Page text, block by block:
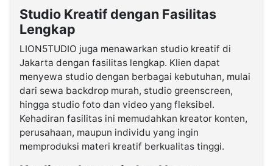
Studio Kreatif dengan Fasilitas
Lengkap
LION5TUDIO juga menawarkan studio kreatif di
Jakarta dengan fasilitas lengkap. Klien dapat
menyewa studio dengan berbagai kebutuhan, mulai
dari sewa backdrop murah, studio greenscreen,
hingga studio foto dan video yang fleksibel.
Kehadiran fasilitas ini memudahkan kreator konten,
perusahaan, maupun individu yang ingin
memproduksi materi kreatif berkualitas tinggi.